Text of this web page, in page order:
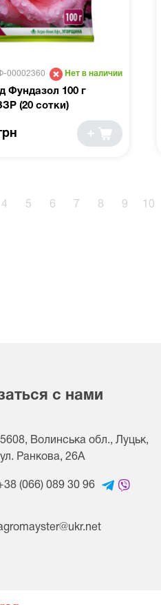
00002360 Нет в наличии
Фундазол 100 г
(20 сотки)
4 5 6 7 8 9 10
с нами
Волинська обл., Луцьк,
Ранкова, 26A
(066) 089 30 96